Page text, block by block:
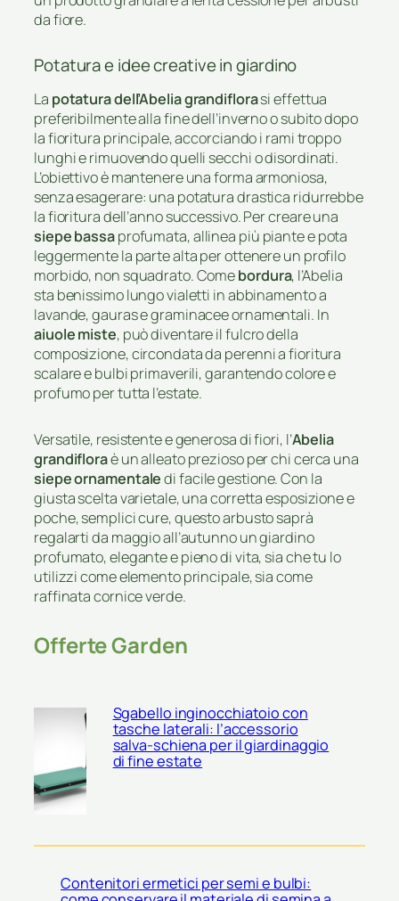
da fiore.
Potatura e idee creative in giardino
La potatura dell’Abelia grandiflorasi effettua
preferibilmente alla fine dell’inverno o subito dopo
la fioritura principale, accorciando i rami troppo
lunghi e rimuovendo quelli secchi o disordinati.
L’obiettivo è mantenere una forma armoniosa,
senza esagerare: una potatura drastica ridurrebbe
la fioritura dell’anno successivo. Per creare una
siepe bassaprofumata, allinea più piante e pota
leggermente la parte alta per ottenere un profilo
morbido, non squadrato. Comebordura, l’Abelia
sta benissimo lungo vialetti in abbinamento a
lavande, gauras e graminacee ornamentali. In
aiuole miste, può diventare il fulcro della
composizione, circondata da perenni a fioritura
scalare e bulbi primaverili, garantendo colore e
profumo per tutta l’estate.
Versatile, resistente e generosa di fiori, l’Abelia
grandifloraè un alleato prezioso per chi cerca una
siepe ornamentaledi facile gestione. Con la
giusta scelta varietale, una corretta esposizione e
poche, semplici cure, questo arbusto saprà
regalarti da maggio all’autunno un giardino
profumato, elegante e pieno di vita, sia che tu lo
utilizzi come elemento principale, sia come
raffinata cornice verde.
Offerte Garden
Sgabello inginocchiatoio con
tasche laterali: l’accessorio
salva-schiena per il giardinaggio
di fine estate
Contenitori ermetici per semi e bulbi: